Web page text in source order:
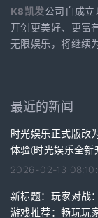
K8凯发公司自成立
开创更美好、更富
无限娱乐，将继续
最近的新闻
时光娱乐正式版改
体验(时光娱乐全新
2026-02-13
新标题：玩家对战
游戏推荐：畅玩玩